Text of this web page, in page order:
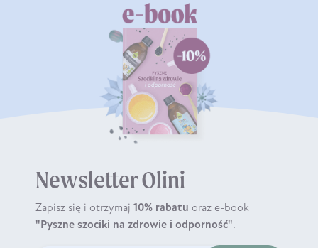
Newsletter Olini
Zapisz się i otrzymaj 10% rabatu oraz e-book
"Pyszne szociki na zdrowie i odporność".